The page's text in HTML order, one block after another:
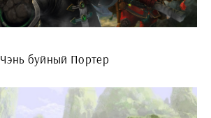
Чэнь буйный Портер